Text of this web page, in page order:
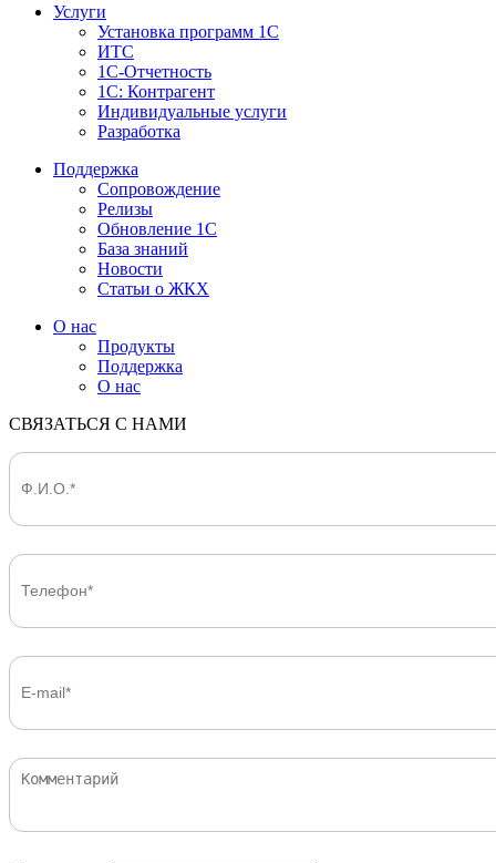
Услуги
Установка программ 1С
ИТС
1С-Отчетность
1С: Контрагент
Индивидуальные услуги
Разработка
Поддержка
Сопровождение
Релизы
Обновление 1С
База знаний
Новости
Статьи о ЖКХ
О нас
Продукты
Поддержка
О нас
СВЯЗАТЬСЯ С НАМИ